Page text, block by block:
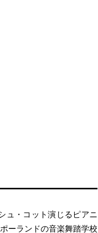
ュ・コット演じるピアニ
ーランドの音楽舞踏学校